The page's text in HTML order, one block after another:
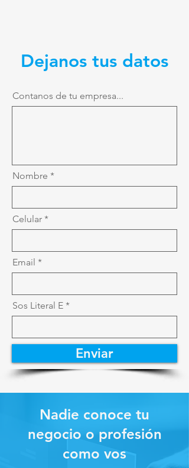
Dejanos tus datos
Contanos de tu empresa...
Nombre
Celular
Email
Sos Literal E
Enviar
Nadie conoce tu
negocio o profesión
como vos